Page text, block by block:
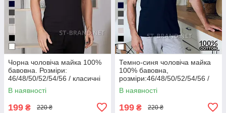
Чорна чоловіча майка 100%
бавовна. Розміри:
46/48/50/52/54/56 / класичні
однотонні чоловічі майки
В наявності
199 ₴ 220 ₴
Темно-синя чоловіча майка
100% бавовна,
розміри:46/48/50/52/54/56 /
однотонні чоловічі майки
В наявності
199 ₴ 220 ₴